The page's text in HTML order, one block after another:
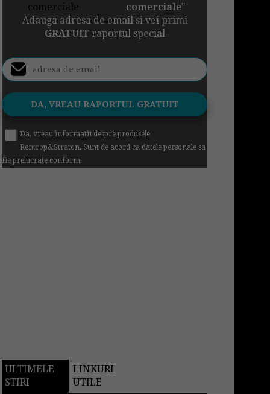
comerciale"
Adauga adresa de email si vei primi
GRATUITraportul special
Da, vreau informatii despre produsele
Rentrop&Straton. Sunt de acord ca datele personale sa
fie prelucrate conform
ULTIMELE
STIRI
LINKURI
UTILE